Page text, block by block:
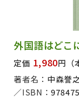
外国語はどこ
定価 1,980円
著者名： 中森誉
ISBN：